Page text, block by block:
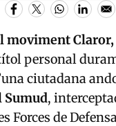
moviment
personal
ciutadana
,
Forces de